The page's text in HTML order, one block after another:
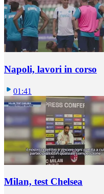
Napoli, lavori in corso
01:41
Milan, test Chelsea